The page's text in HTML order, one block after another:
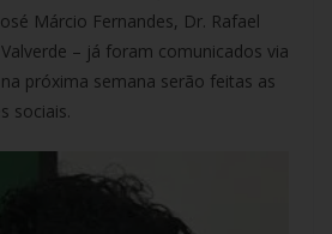
Márcio Fernandes, Dr. Rafael
– já foram comunicados via
próxima semana serão feitas as
sociais.